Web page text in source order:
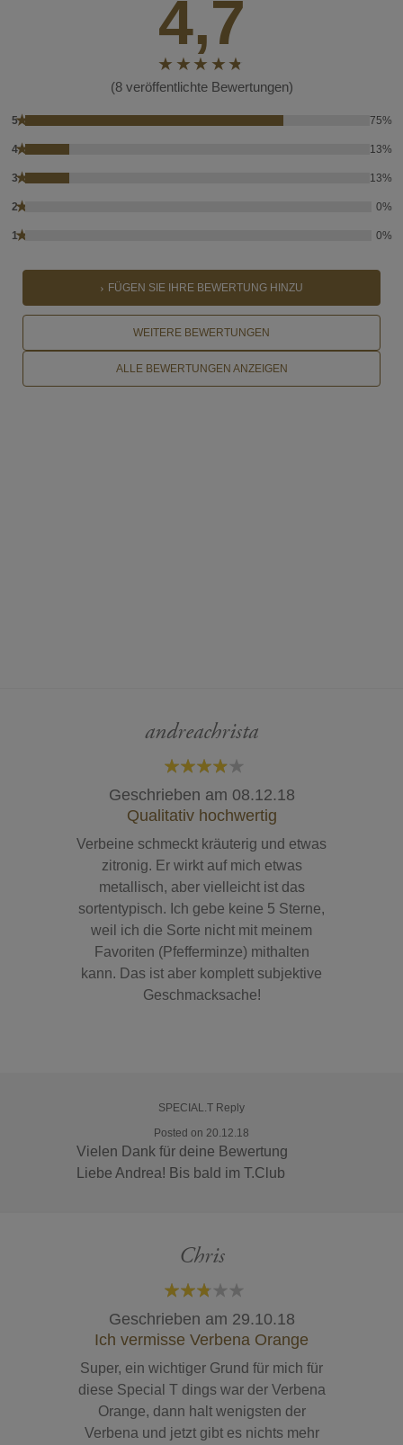
4,7
(8 veröffentlichte Bewertungen)
5★ 75%
4★ 13%
3★ 13%
2★ 0%
1★ 0%
FÜGEN SIE IHRE BEWERTUNG HINZU
WEITERE BEWERTUNGEN
ALLE BEWERTUNGEN ANZEIGEN
andreachrista
Geschrieben am 08.12.18
Qualitativ hochwertig
Verbeine schmeckt kräuterig und etwas
zitronig. Er wirkt auf mich etwas
metallisch, aber vielleicht ist das
sortentypisch. Ich gebe keine 5 Sterne,
weil ich die Sorte nicht mit meinem
Favoriten (Pfefferminze) mithalten
kann. Das ist aber komplett subjektive
Geschmacksache!
SPECIAL.T Reply
Posted on 20.12.18
Vielen Dank für deine Bewertung
Liebe Andrea! Bis bald im T.Club
Chris
Geschrieben am 29.10.18
Ich vermisse Verbena Orange
Super, ein wichtiger Grund für mich für
diese Special T dings war der Verbena
Orange, dann halt wenigsten der
Verbena und jetzt gibt es nichts mehr